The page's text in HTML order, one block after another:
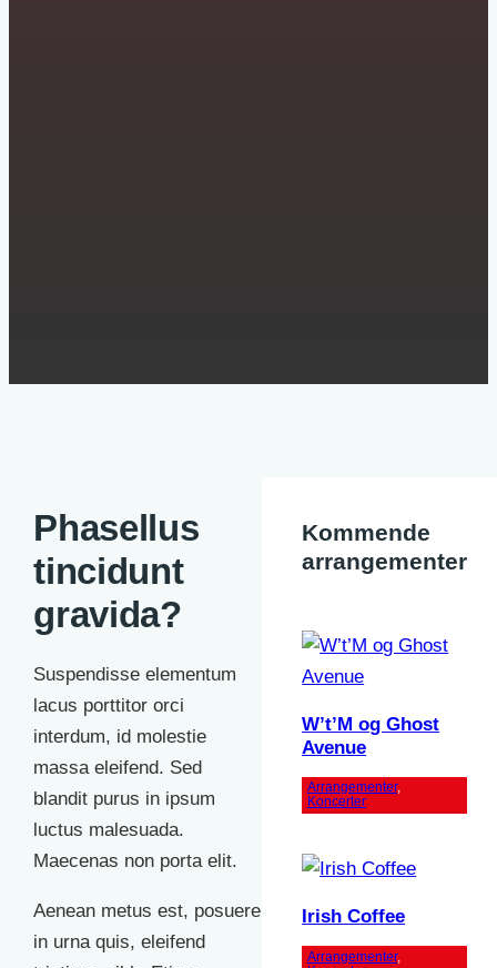
Phasellus
tincidunt
gravida?
Suspendisse elementum
lacus porttitor orci
interdum, id molestie
massa eleifend. Sed
blandit purus in ipsum
luctus malesuada.
Maecenas non porta elit.
Aenean metus est, posuere
in urna quis, eleifend
Kommende
arrangementer
W’t’M og Ghost
Avenue
Arrangementer ,
Koncerter
Irish Coffee
Arrangementer ,